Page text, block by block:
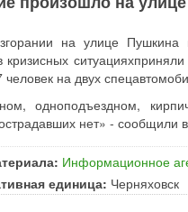
на улице
кризисных
на двух
одноподъездном,
нет» - сообщили
Информационное
единица: Черняховск